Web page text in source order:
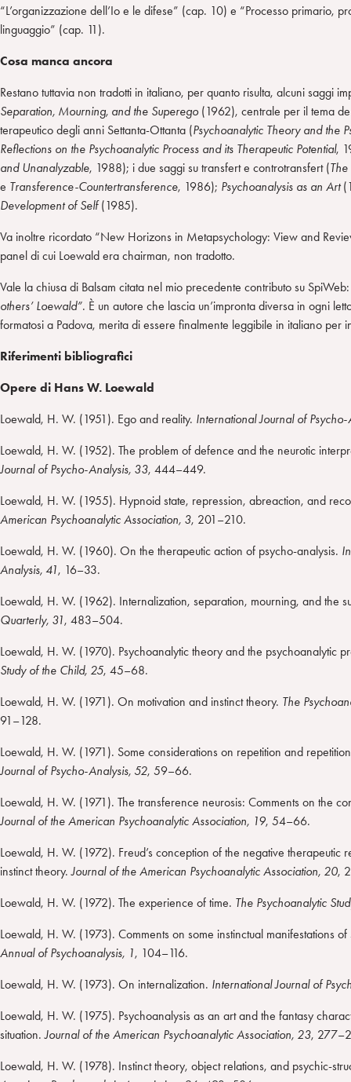
“L’organizzazione dell’Io e le difese” (cap. 10) e “Processo primario,
linguaggio” (cap. 11).
Cosa manca ancora
Restano tuttavia non tradotti in italiano, per quanto risulta, alcuni saggi
Separation, Mourning, and the Superego(1962), centrale per il tema
terapeutico degli anni Settanta-Ottanta (Psychoanalytic Theory and the
Reflections on the Psychoanalytic Process and its Therapeutic Potential,
and Unanalyzable, 1988); i due saggi su transfert e controtransfert (
e Transference-Countertransference, 1986); Psychoanalysis as an Art
Development of Self(1985).
Va inoltre ricordato “New Horizons in Metapsychology: View and
panel di cui Loewald era chairman, non tradotto.
Vale la chiusa di Balsam citata nel mio precedente contributo su
others’ Loewald”. È un autore che lascia un’impronta diversa in ogni
formatosi a Padova, merita di essere finalmente leggibile in italiano per
Riferimenti bibliografici
Opere di Hans W. Loewald
Loewald, H. W. (1951). Ego and reality. International Journal of
Loewald, H. W. (1952). The problem of defence and the neurotic
Journal of Psycho-Analysis, 33, 444–449.
Loewald, H. W. (1955). Hypnoid state, repression, abreaction, and
American Psychoanalytic Association, 3, 201–210.
Loewald, H. W. (1960). On the therapeutic action of psycho-analysis.
Analysis, 41, 16–33.
Loewald, H. W. (1962). Internalization, separation, mourning, and the
Quarterly, 31, 483–504.
Loewald, H. W. (1970). Psychoanalytic theory and the psychoanalytic
Study of the Child, 25, 45–68.
Loewald, H. W. (1971). On motivation and instinct theory. The
91–128.
Loewald, H. W. (1971). Some considerations on repetition and
Journal of Psycho-Analysis, 52, 59–66.
Loewald, H. W. (1971). The transference neurosis: Comments on the
Journal of the American Psychoanalytic Association, 19, 54–66.
Loewald, H. W. (1972). Freud’s conception of the negative therapeutic
instinct theory.Journal of the American Psychoanalytic Association, 20,
Loewald, H. W. (1972). The experience of time. The Psychoanalytic
Loewald, H. W. (1973). Comments on some instinctual manifestations
Annual of Psychoanalysis, 1, 104–116.
Loewald, H. W. (1973). On internalization. International Journal of
Loewald, H. W. (1975). Psychoanalysis as an art and the fantasy
situation.Journal of the American Psychoanalytic Association, 23,
Loewald, H. W. (1978). Instinct theory, object relations, and psychic-